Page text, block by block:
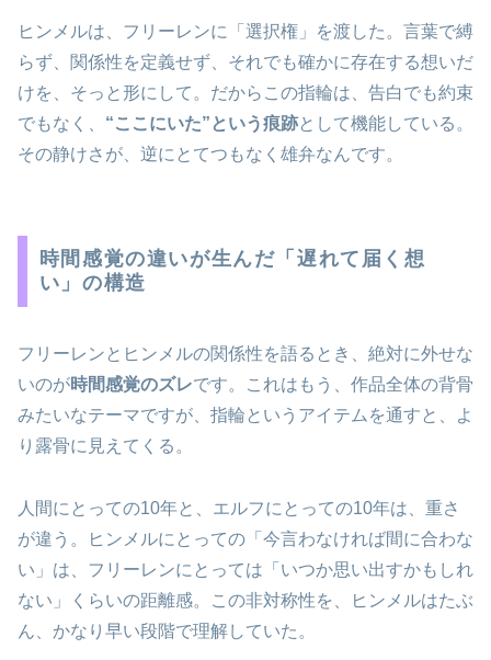
ヒンメルは、フリーレンに「選択権」を渡した。言葉で縛
らず、関係性を定義せず、それでも確かに存在する想いだ
けを、そっと形にして。だからこの指輪は、告白でも約束
でもなく、 “ここにいた”という痕跡として機能している。
その静けさが、逆にとてつもなく雄弁なんです。
時間感覚の違いが生んだ「遅れて届く想
い」の構造
フリーレンとヒンメルの関係性を語るとき、絶対に外せな
いのが時間感覚のズレです。これはもう、作品全体の背骨
みたいなテーマですが、指輪というアイテムを通すと、よ
り露骨に見えてくる。
人間にとっての10年と、エルフにとっての10年は、重さ
が違う。ヒンメルにとっての「今言わなければ間に合わな
い」は、フリーレンにとっては「いつか思い出すかもしれ
ない」くらいの距離感。この非対称性を、ヒンメルはたぶ
ん、かなり早い段階で理解していた。